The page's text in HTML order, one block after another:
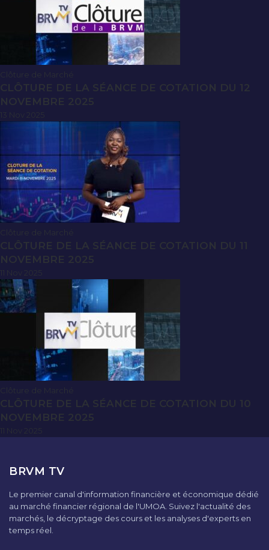
CLÔTURE DE LA SÉANCE DE COTATION DU 12
NOVEMBRE 2025
CLÔTURE DE LA SÉANCE DE COTATION DU 11
NOVEMBRE 2025
CLÔTURE DE LA SÉANCE DE COTATION DU 10
NOVEMBRE 2025
BRVM TV
Le premier canal d'information financière et économique dédié
au marché financier régional de l'UMOA. Suivez l'actualité des
marchés, le décryptage des cours et les analyses d'experts en
temps réel.